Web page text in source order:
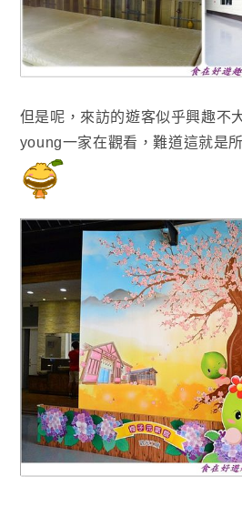
但是呢，來訪的遊客似乎興趣不
young一家在觀看 ，難道這就是